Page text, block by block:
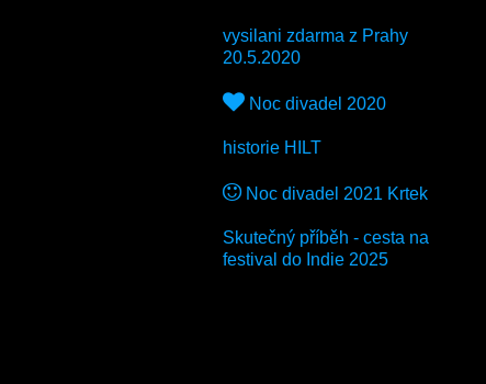
vysilani zdarma z Prahy
20.5.2020
Noc divadel 2020
historie HILT
Noc divadel 2021 Krtek
Skutečný příběh - cesta na
festival do Indie 2025